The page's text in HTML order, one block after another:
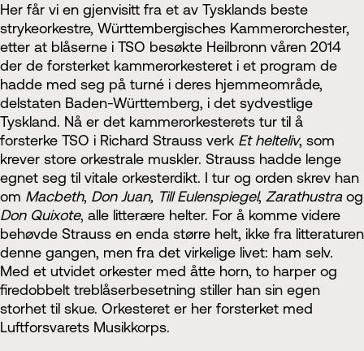
Her får vi en gjenvisitt fra et av Tysklands beste
strykeorkestre, Württembergisches Kammerorchester,
etter at blåserne i TSO besøkte Heilbronn våren 2014
der de forsterket kammerorkesteret i et program de
hadde med seg på turné i deres hjemmeområde,
delstaten Baden-Württemberg, i det sydvestlige
Tyskland. Nå er det kammerorkesterets tur til å
forsterke TSO i Richard Strauss verk Et helteliv, som
krever store orkestrale muskler. Strauss hadde lenge
egnet seg til vitale orkesterdikt. I tur og orden skrev han
om Macbeth, Don Juan, Till Eulenspiegel, Zarathustra og
Don Quixote, alle litterære helter. For å komme videre
behøvde Strauss en enda større helt, ikke fra litteraturen
denne gangen, men fra det virkelige livet: ham selv.
Med et utvidet orkester med åtte horn, to harper og
firedobbelt treblåserbesetning stiller han sin egen
storhet til skue. Orkesteret er her forsterket med
Luftforsvarets Musikkorps.